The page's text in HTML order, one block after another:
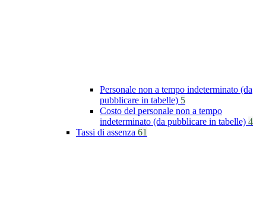
Personale non a tempo indeterminato (da
pubblicare in tabelle) 5
Costo del personale non a tempo
indeterminato (da pubblicare in tabelle) 4
Tassi di assenza 61